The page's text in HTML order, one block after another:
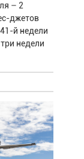
– 2
джетов
й недели
недели